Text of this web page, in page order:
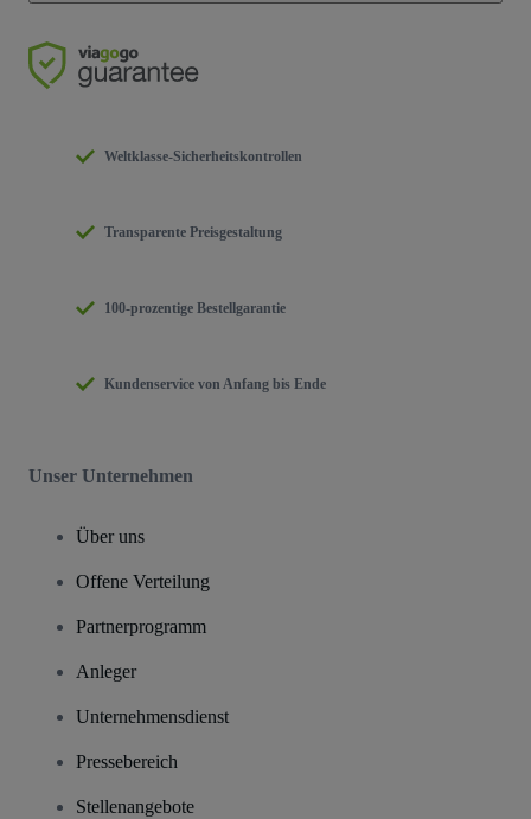
Weltklasse-Sicherheitskontrollen
Transparente Preisgestaltung
100-prozentige Bestellgarantie
Kundenservice von Anfang bis Ende
Unser Unternehmen
Über uns
Offene Verteilung
Partnerprogramm
Anleger
Unternehmensdienst
Pressebereich
Stellenangebote